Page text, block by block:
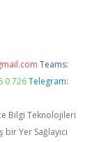
Teams:
0 726 Telegram:
Bilgi Teknolojileri
Yer Sağlayıcı